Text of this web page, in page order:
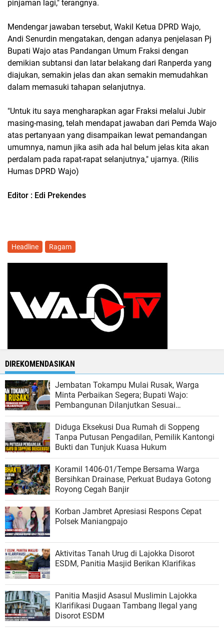
pinjaman lagi," terangnya.
Mendengar jawaban tersebut, Wakil Ketua DPRD Wajo,
Andi Senurdin mengatakan, dengan adanya penjelasan Pj
Bupati Wajo atas Pandangan Umum Fraksi dengan
demikian subtansi dan latar belakang dari Ranperda yang
diajukan, semakin jelas dan akan semakin memudahkan
dalam memasuki tahapan selanjutnya.
"Untuk itu saya mengharapkan agar Fraksi melalui Jubir
masing-masing, telah mendapat jawaban dari Pemda Wajo
atas pertanyaan yang disampaikan lewat pemandangan
umumnya, namun jika asih ada hal belum jelas kita akan
perdalam pada rapat-rapat selanjutnya," ujarnya. (Rilis
Humas DPRD Wajo)
Editor : Edi Prekendes
Headline Ragam
DIREKOMENDASIKAN
Jembatan Tokampu Mulai Rusak, Warga
Minta Perbaikan Segera; Bupati Wajo:
Pembangunan Dilanjutkan Sesuai
Kemampuan Anggaran
Diduga Eksekusi Dua Rumah di Soppeng
Tanpa Putusan Pengadilan, Pemilik Kantongi
Bukti dan Tunjuk Kuasa Hukum
Koramil 1406-01/Tempe Bersama Warga
Bersihkan Drainase, Perkuat Budaya Gotong
Royong Cegah Banjir
Korban Jambret Apresiasi Respons Cepat
Polsek Maniangpajo
Aktivitas Tanah Urug di Lajokka Disorot
ESDM, Panitia Masjid Berikan Klarifikas
Panitia Masjid Asasul Muslimin Lajokka
Klarifikasi Dugaan Tambang Ilegal yang
Disorot ESDM